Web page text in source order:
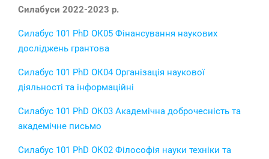
Силабуси 2022-2023 р.
Силабус 101 PhD ОК05 Фінансування наукових
досліджень грантова
Силабус 101 PhD ОК04 Організація наукової
діяльності та інформаційні
Силабус 101 PhD ОК03 Академічна доброчесність та
академічне письмо
Силабус 101 PhD ОК02 Філософія науки техніки та